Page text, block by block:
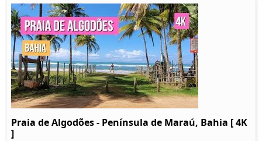
Praia de Algodões - Península de Maraú, Bahia [ 4K
]